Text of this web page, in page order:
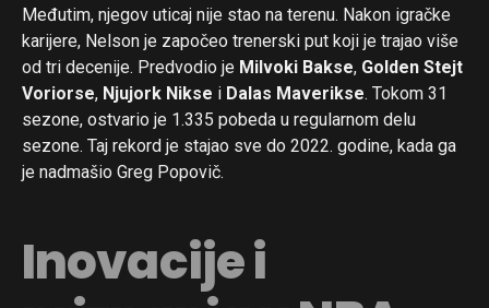
Međutim, njegov uticaj nije stao na terenu. Nakon igračke
karijere, Nelson je započeo trenerski put koji je trajao više
od tri decenije. Predvodio je Milvoki Bakse, Golden Stejt
Voriorse, Njujork Nikse i Dalas Maverikse. Tokom 31
sezone, ostvario je 1.335 pobeda u regularnom delu
sezone. Taj rekord je stajao sve do 2022. godine, kada ga
je nadmašio Greg Popovič.
Inovacije i